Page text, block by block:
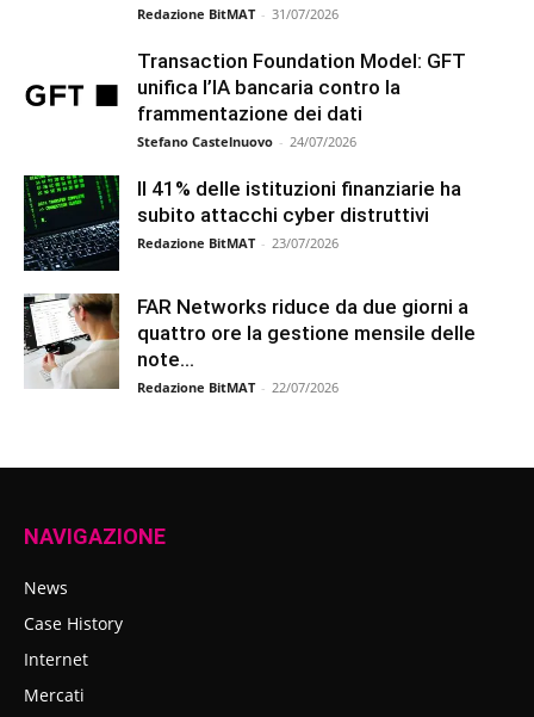
Redazione BitMAT - 31/07/2026
Transaction Foundation Model: GFT
unifica l’IA bancaria contro la
frammentazione dei dati
Stefano Castelnuovo - 24/07/2026
Il 41% delle istituzioni finanziarie ha
subito attacchi cyber distruttivi
Redazione BitMAT - 23/07/2026
FAR Networks riduce da due giorni a
quattro ore la gestione mensile delle
note...
Redazione BitMAT - 22/07/2026
NAVIGAZIONE
News
Case History
Internet
Mercati